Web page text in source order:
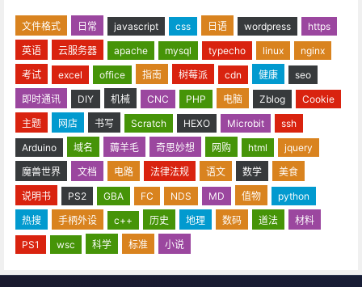
文件格式 日常 javascript css 日语 wordpress
https
英语
云服务器 apache mysql typecho linux
nginx
考试
excel office 指南 树莓派 cdn 健康
seo
即时通讯
DIY 机械 CNC PHP 电脑 Zblog
Cookie
主题
网店 书写 Scratch HEXO Microbit
ssh
Arduino
域名 薅羊毛 奇思妙想 网购 html
jquery
魔兽世界
文档 电路 法律法规 语文 数学
美食
说明书
PS2 GBA FC NDS MD 值物
python
热搜
手柄外设 c++ 历史 地理 数码 道法
材料
PS1
wsc 科学 标准 小说